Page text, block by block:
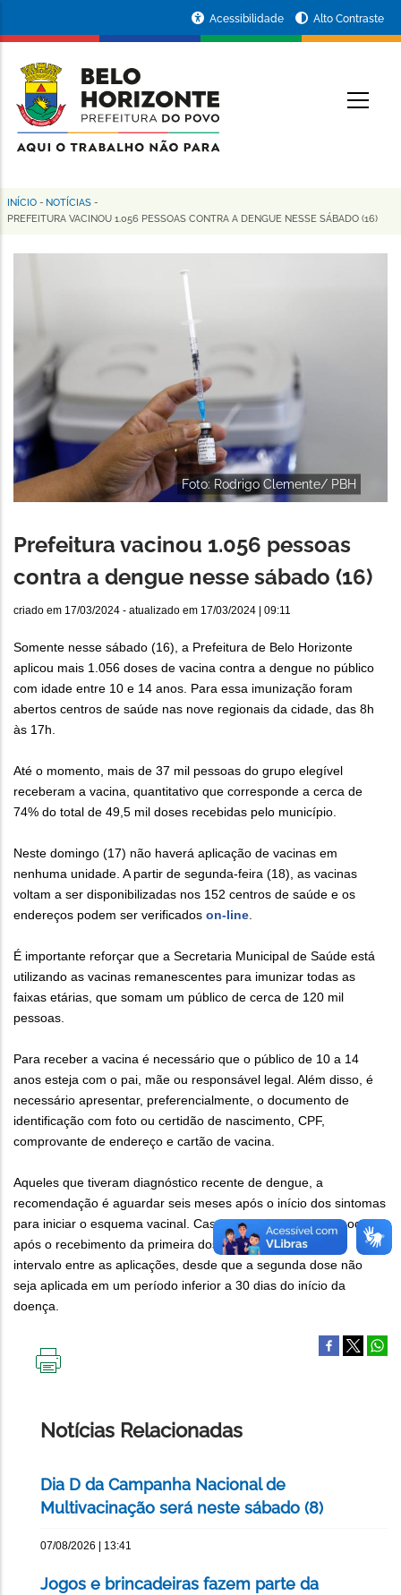
conteúdo
principal
da
Prefeitura
de
Horizonte
Acessibilidade Alto Contraste
Trilha
INÍCIO - NOTÍCIAS -
PREFEITURA VACINOU 1.056 PESSOAS CONTRA A DENGUE NESSE SÁBADO (16)
Foto: Rodrigo Clemente/ PBH
Prefeitura vacinou 1.056 pessoas
contra a dengue nesse sábado (16)
criado em 17/03/2024 - atualizado em 17/03/2024 | 09:11
Somente nesse sábado (16), a Prefeitura de Belo Horizonte
aplicou mais 1.056 doses de vacina contra a dengue no público
com idade entre 10 e 14 anos. Para essa imunização foram
abertos centros de saúde nas nove regionais da cidade, das 8h
às 17h.
Até o momento, mais de 37 mil pessoas do grupo elegível
receberam a vacina, quantitativo que corresponde a cerca de
74% do total de 49,5 mil doses recebidas pelo município.
Neste domingo (17) não haverá aplicação de vacinas em
nenhuma unidade. A partir de segunda-feira (18), as vacinas
voltam a ser disponibilizadas nos 152 centros de saúde e os
endereços podem ser verificados on-line.
É importante reforçar que a Secretaria Municipal de Saúde está
utilizando as vacinas remanescentes para imunizar todas as
faixas etárias, que somam um público de cerca de 120 mil
pessoas.
Para receber a vacina é necessário que o público de 10 a 14
anos esteja com o pai, mãe ou responsável legal. Além disso, é
necessário apresentar, preferencialmente, o documento de
identificação com foto ou certidão de nascimento, CPF,
comprovante de endereço e cartão de vacina.
Aqueles que tiveram diagnóstico recente de dengue, a
recomendação é aguardar seis meses após o início dos sintomas
para iniciar o esquema vacinal. Caso a infecção pelo vírus ocorra
após o recebimento da primeira dose, não há alteração no
intervalo entre as aplicações, desde que a segunda dose não
seja aplicada em um período inferior a 30 dias do início da
doença.
Notícias Relacionadas
Dia D da Campanha Nacional de
Multivacinação será neste sábado (8)
07/08/2026 | 13:41
Jogos e brincadeiras fazem parte da